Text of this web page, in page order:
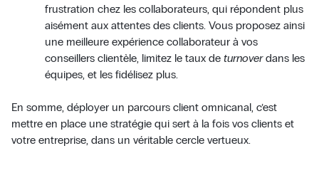
frustration chez les collaborateurs, qui répondent plus
aisément aux attentes des clients. Vous proposez ainsi
une meilleure expérience collaborateur à vos
conseillers clientèle, limitez le taux de turnoverdans les
équipes, et les fidélisez plus.
En somme, déployer un parcours client omnicanal, c’est
mettre en place une stratégie qui sert à la fois vos clients et
votre entreprise, dans un véritable cercle vertueux.